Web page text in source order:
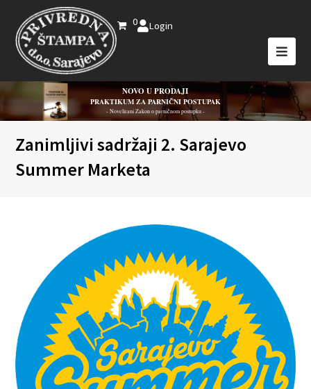
0 Login
NOVO U PRODAJI
PRAKTIKUM ZA PARNIČNI POSTUPAK
- Novelirani Zakon o parničnom postupku -
Zanimljivi sadržaji 2. Sarajevo
Summer Marketa